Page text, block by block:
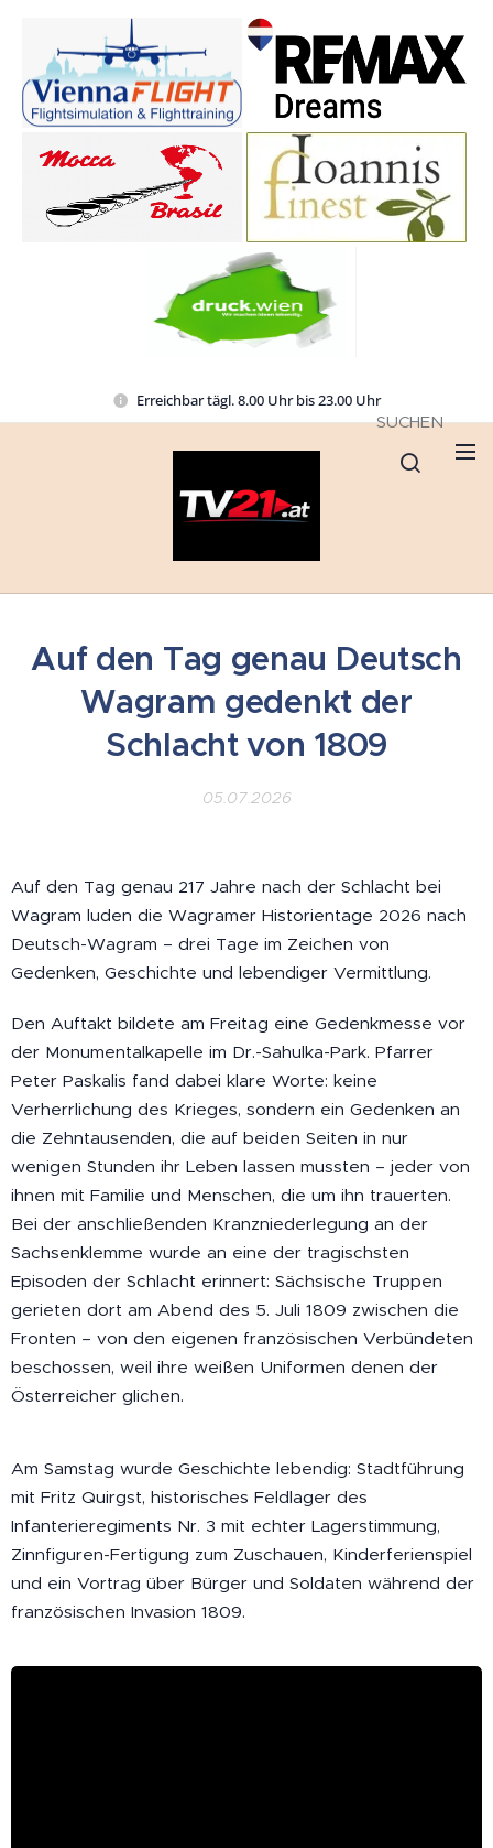
Erreichbar tägl. 8.00 Uhr bis 23.00 Uhr
SUCHEN
Auf den Tag genau Deutsch
Wagram gedenkt der
Schlacht von 1809
05.07.2026
Auf den Tag genau 217 Jahre nach der Schlacht bei
Wagram luden die Wagramer Historientage 2026 nach
Deutsch-Wagram – drei Tage im Zeichen von
Gedenken, Geschichte und lebendiger Vermittlung.
Den Auftakt bildete am Freitag eine Gedenkmesse vor
der Monumentalkapelle im Dr.-Sahulka-Park. Pfarrer
Peter Paskalis fand dabei klare Worte: keine
Verherrlichung des Krieges, sondern ein Gedenken an
die Zehntausenden, die auf beiden Seiten in nur
wenigen Stunden ihr Leben lassen mussten – jeder von
ihnen mit Familie und Menschen, die um ihn trauerten.
Bei der anschließenden Kranzniederlegung an der
Sachsenklemme wurde an eine der tragischsten
Episoden der Schlacht erinnert: Sächsische Truppen
gerieten dort am Abend des 5. Juli 1809 zwischen die
Fronten – von den eigenen französischen Verbündeten
beschossen, weil ihre weißen Uniformen denen der
Österreicher glichen.
Am Samstag wurde Geschichte lebendig: Stadtführung
mit Fritz Quirgst, historisches Feldlager des
Infanterieregiments Nr. 3 mit echter Lagerstimmung,
Zinnfiguren-Fertigung zum Zuschauen, Kinderferienspiel
und ein Vortrag über Bürger und Soldaten während der
französischen Invasion 1809.